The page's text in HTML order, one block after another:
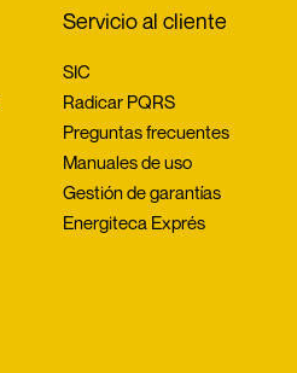
Servicio al cliente
SIC
Radicar PQRS
Preguntas frecuentes
Manuales de uso
Gestión de garantías
Energiteca Exprés